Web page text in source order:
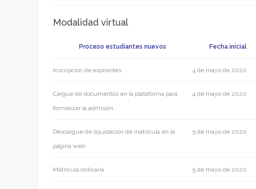
Modalidad virtual
Proceso estudiantes nuevos Fecha inicial
Inscripción de aspirantes 4 de mayo de 2020
Cargue de documentos en la plataforma para
formalizar la admisión
4 de mayo de 2020
Descargue de liquidación de matrícula en la
página web
5 de mayo de 2020
Matrícula ordinaria 5 de mayo de 2020